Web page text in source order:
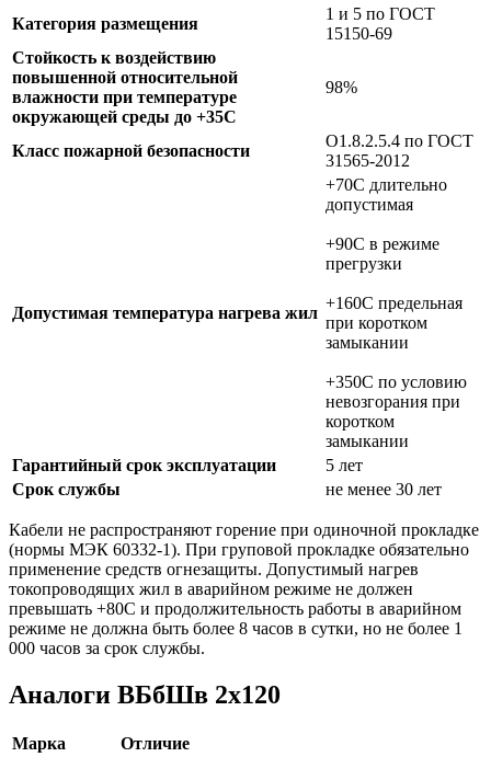
Категория размещения
1 и 5 по ГОСТ
15150-69
Стойкость к воздействию
повышенной относительной
влажности при температуре
окружающей среды до +35C
98%
Класс пожарной безопасности
О1.8.2.5.4 по ГОСТ
31565-2012
Допустимая температура нагрева жил
+70C длительно
допустимая
+90C в режиме
прегрузки
+160C предельная
при коротком
замыкании
+350C по условию
невозгорания при
коротком
замыкании
Гарантийный срок эксплуатации
5 лет
Срок службы
не менее 30 лет
Кабели не распространяют горение при одиночной прокладке
(нормы МЭК 60332-1). При груповой прокладке обязательно
применение средств огнезащиты. Допустимый нагрев
токопроводящих жил в аварийном режиме не должен
превышать +80С и продолжительность работы в аварийном
режиме не должна быть более 8 часов в сутки, но не более 1
000 часов за срок службы.
Аналоги ВБбШв 2х120
Марка
Отличие